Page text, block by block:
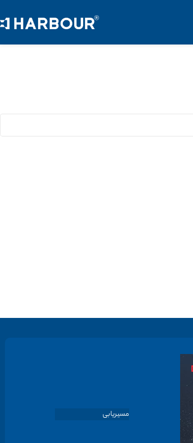
مسیریابی